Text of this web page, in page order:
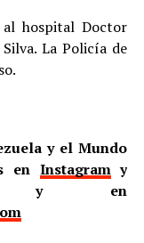
hospital Doctor
La Policía de
y el Mundo
en Instagramy
en